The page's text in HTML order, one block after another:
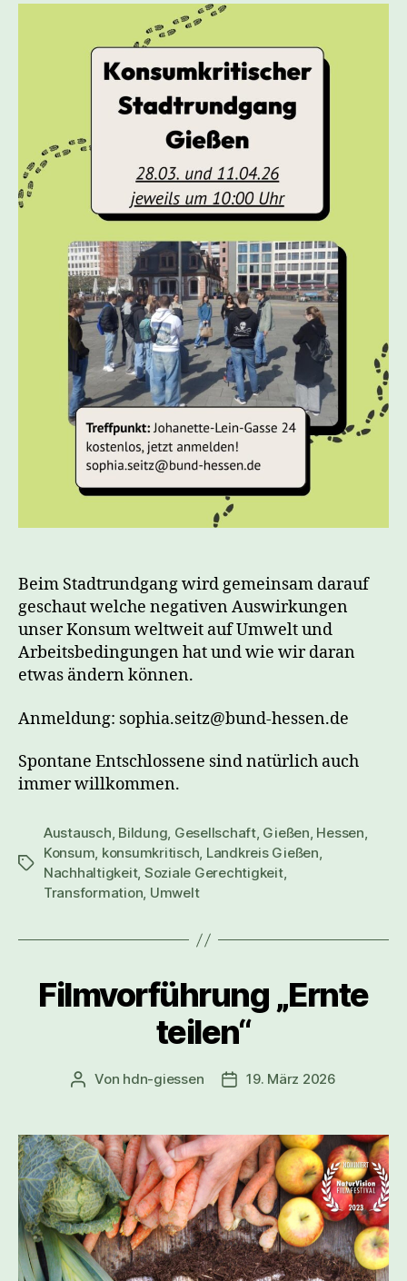
Beim Stadtrundgang wird gemeinsam darauf
geschaut welche negativen Auswirkungen
unser Konsum weltweit auf Umwelt und
Arbeitsbedingungen hat und wie wir daran
etwas ändern können.
Anmeldung: sophia.seitz@bund-hessen.de
Spontane Entschlossene sind natürlich auch
immer willkommen.
Schlagwörter
Austausch, Bildung, Gesellschaft, Gießen, Hessen,
Konsum, konsumkritisch, Landkreis Gießen,
Nachhaltigkeit, Soziale Gerechtigkeit,
Transformation, Umwelt
Filmvorführung „Ernte
teilen“
Beitragsautor
Von hdn-giessen Veröffentlichungsdatum
19. März 2026